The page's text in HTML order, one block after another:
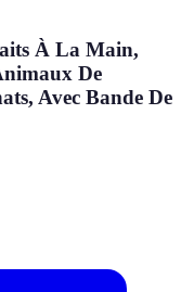
À La Main,
De
Avec Bande De